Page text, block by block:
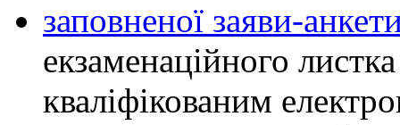
заповненої заяви-
екзаменаційного
кваліфікованим